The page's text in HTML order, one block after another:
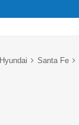
Hyundai Santa Fe